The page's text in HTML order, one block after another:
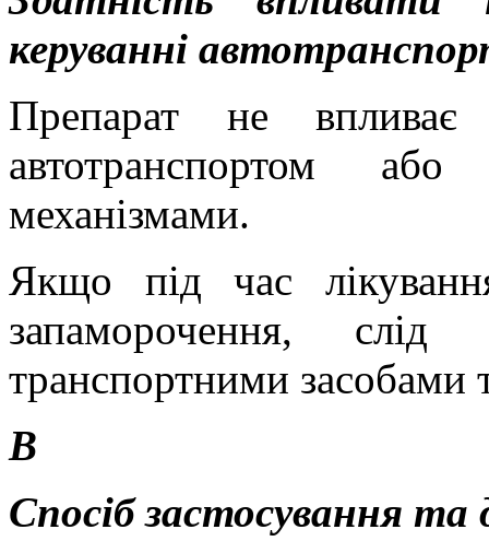
керуванні
Препарат не
автотранспортом
механізмами.
Якщо під час
запаморочення, слід
транспортними засобами
В
Спосіб застосування та